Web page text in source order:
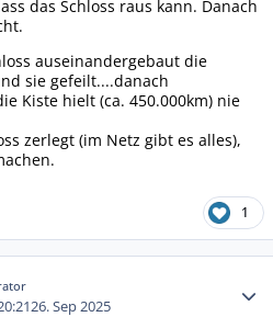
das Schloss raus kann. Danach
auseinandergebaut die
sie gefeilt....danach
Kiste hielt (ca. 450.000km) nie
zerlegt (im Netz gibt es alles),
1
26. Sep 2025